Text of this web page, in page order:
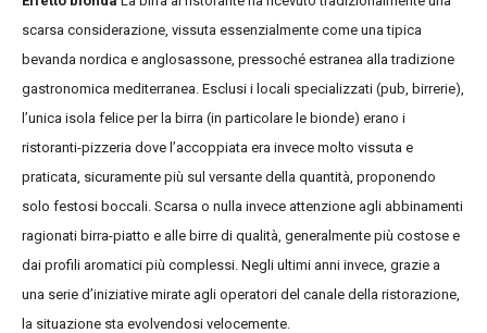
scarsa considerazione, vissuta essenzialmente come una tipica
bevanda nordica e anglosassone, pressoché estranea alla tradizione
gastronomica mediterranea. Esclusi i locali specializzati (pub, birrerie),
l’unica isola felice per la birra (in particolare le bionde) erano i
ristoranti-pizzeria dove l’accoppiata era invece molto vissuta e
praticata, sicuramente più sul versante della quantità, proponendo
solo festosi boccali. Scarsa o nulla invece attenzione agli abbinamenti
ragionati birra-piatto e alle birre di qualità, generalmente più costose e
dai profili aromatici più complessi. Negli ultimi anni invece, grazie a
una serie d’iniziative mirate agli operatori del canale della ristorazione,
la situazione sta evolvendosi velocemente.